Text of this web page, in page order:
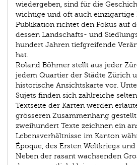
wiedergeben, sind für die
wichtige und oft auch einzigartige
Publikation richtet den Fokus auf
dessen Landschafts- und
hundert Jahren tiefgreifende
hat.
Roland Böhmer stellt aus jeder
jedem Quartier der Städte Zürich
historische Ansichtskarte vor.
Sujets finden sich zahlreiche
Textseite der Karten werden
grösseren Zusammenhang
zweihundert Texte zeichnen ein
Lebensverhältnisse im Kanton
Époque, des Ersten Weltkriegs
Neben der rasant wachsenden